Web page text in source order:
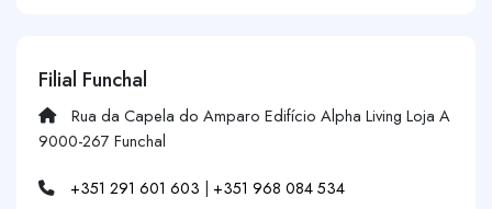
Filial Funchal
Rua da Capela do Amparo Edifício Alpha Living Loja A
9000-267 Funchal
+351 291 601 603 | +351 968 084 534